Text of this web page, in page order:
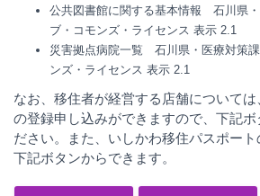
公共図書館に関する基本情報 石川県
ブ・コモンズ・ライセンス 表示 2.1
災害拠点病院一覧 石川県・医療対策
ンズ・ライセンス 表示 2.1
なお、移住者が経営する店舗について
の登録申し込みができますので、下記ボ
ださい。また、いしかわ移住パスポー
下記ボタンからできます。